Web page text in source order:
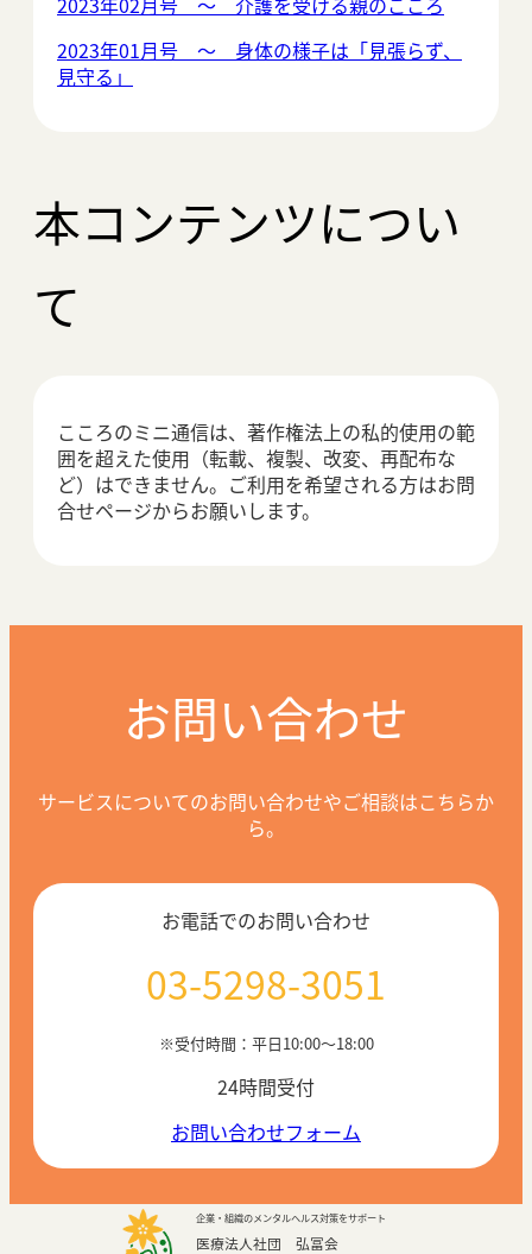
2023年01月号 ～ 身体の様子は「見張らず、
見守る」
本コンテンツについ
て
こころのミニ通信は、著作権法上の私的使用の範
囲を超えた使用（転載、複製、改変、再配布な
ど）はできません。ご利用を希望される方はお問
合せページからお願いします。
お問い合わせ
サービスについてのお問い合わせやご相談はこちらか
ら。
お電話でのお問い合わせ
03-5298-3051
※受付時間：平日10:00〜18:00
24時間受付
お問い合わせフォーム
企業・組織のメンタルヘルス対策をサポート
医療法人社団 弘冨会